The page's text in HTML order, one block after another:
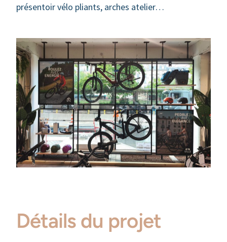
présentoir vélo pliants, arches atelier…
Détails du projet